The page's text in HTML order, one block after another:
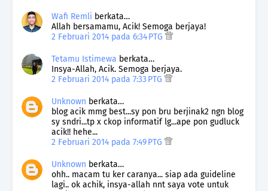
Wafi Remli berkata…
Allah bersamamu, Acik! Semoga berjaya!
2 Februari 2014 pada 6:34 PTG
Tetamu Istimewa berkata…
Insya-Allah, Acik. Semoga berjaya.
2 Februari 2014 pada 7:33 PTG
Unknown berkata…
blog acik mmg best...sy pon bru berjinak2 ngn blog
sy sndri...tp x ckop informatif lg...ape pon gudluck
acik!! hehe...
2 Februari 2014 pada 7:49 PTG
Unknown berkata…
ohh.. macam tu ker caranya... siap ada guideline
lagi.. ok achik, insya-allah nnt saya vote untuk